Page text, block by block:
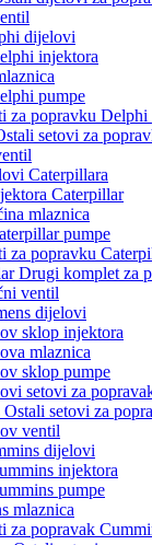
dijelovi
injektora
pumpe
za popravku Delphi
setovi za
Caterpillara
Caterpillar
mlaznica
pumpe
za popravku
Drugi komplet za
ventil
dijelovi
sklop injektora
mlaznica
sklop pumpe
setovi za
Ostali setovi za
ventil
dijelovi
injektora
pumpe
mlaznica
za popravak